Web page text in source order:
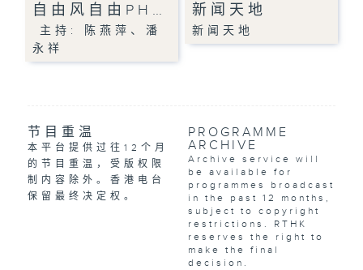
自由风自由PH…
主持: 陈燕萍、潘
永祥
新闻天地
新闻天地
节目重温
本平台提供过往12个月
的节目重温，受版权限
制内容除外。香港电台
保留最终决定权。
PROGRAMME
ARCHIVE
Archive service will
be available for
programmes broadcast
in the past 12 months,
subject to copyright
restrictions. RTHK
reserves the right to
make the final
decision.